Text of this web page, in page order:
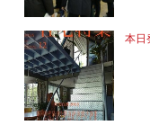
本日